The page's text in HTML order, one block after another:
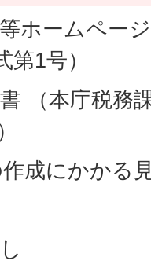
ホームペー
1号）
（本庁税務
成にかかる